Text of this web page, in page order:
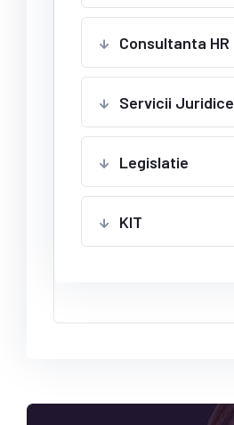
Consultanta HR
Servicii Juridice
Legislatie
KIT